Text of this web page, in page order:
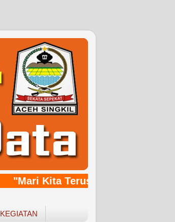
"Mari Kita Terus Bersinergy,
KEGIATAN